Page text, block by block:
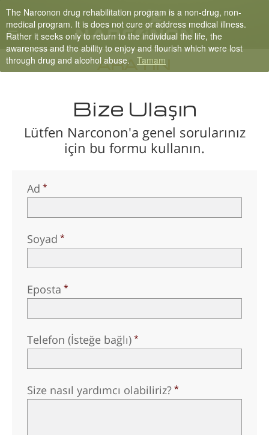
English
Dansk
Español
Hebrew
Portuguès
Русский (Russian)
Arabic
ARAYIN
Bize Ulaşın
Lütfen Narconon'a genel sorularınız
için bu formu kullanın.
Ad
Soyad
Eposta
Telefon (İsteğe bağlı)
Size nasıl yardımcı olabiliriz?
The Narconon drug rehabilitation program is a non-drug, non-
medical program. It is does not cure or address medical illness.
Rather it seeks only to return to the individual the life, the
awareness and the ability to enjoy and flourish which were lost
through drug and alcohol abuse. Tamam